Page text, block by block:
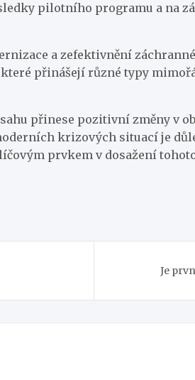
pilotního programu a na
a zefektivnění
přinášejí různé typy
přinese pozitivní změny v
krizových situací je
prvkem v dosažení
Je